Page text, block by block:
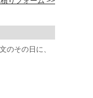
その日に、